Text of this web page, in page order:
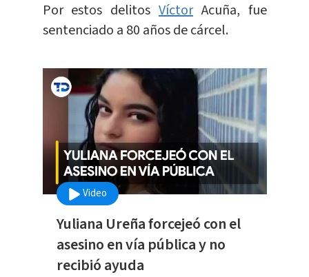
Por estos delitos Víctor Acuña, fue
sentenciado a 80 años de cárcel.
Video
Yuliana Ureña forcejeó con el
asesino en vía pública y no
recibió ayuda